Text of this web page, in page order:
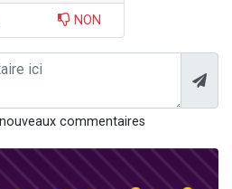
NON
commentaires